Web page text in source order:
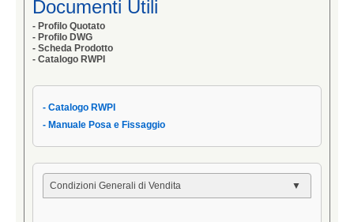
Documenti Utili
- Profilo Quotato
- Profilo DWG
- Scheda Prodotto
- Catalogo RWPI
- Catalogo RWPI
- Manuale Posa e Fissaggio
Condizioni Generali di Vendita